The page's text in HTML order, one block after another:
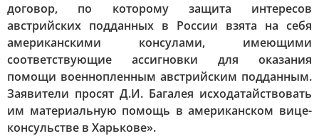
договор, по которому защита интересов
австрийских подданных в России взята на себя
американскими консулами, имеющими
соответствующие ассигновки для оказания
помощи военнопленным австрийским подданным.
Заявители просят Д.И. Багалея исходатайствовать
им материальную помощь в американском вице-
консульстве в Харькове».